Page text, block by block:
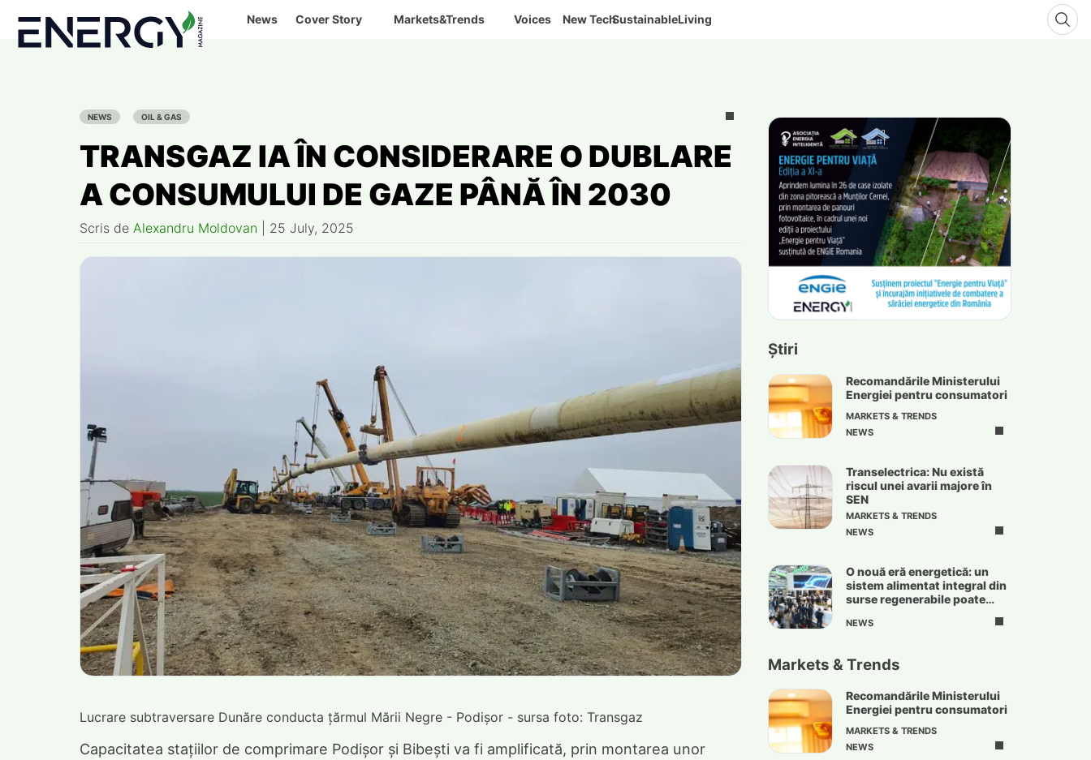
content
News Cover Story Markets&Trends Voices New TechSustainableLiving
NEWS OIL & GAS
TRANSGAZ IA ÎN CONSIDERARE O DUBLARE
A CONSUMULUI DE GAZE PÂNĂ ÎN 2030
Scris de Alexandru Moldovan 25 July, 2025
Lucrare subtraversare Dunăre conducta țărmul Mării Negre - Podișor - sursa foto: Transgaz
Capacitatea stațiilor de comprimare Podișor și Bibești va fi amplificată, prin montarea unor
Știri
Recomandările Ministerului
Energiei pentru consumatori
MARKETS & TRENDS
NEWS
Transelectrica: Nu există
riscul unei avarii majore în
SEN
MARKETS & TRENDS
NEWS
O nouă eră energetică: un
sistem alimentat integral din
surse regenerabile poate
NEWS
Markets & Trends
Recomandările Ministerului
Energiei pentru consumatori
MARKETS & TRENDS
NEWS